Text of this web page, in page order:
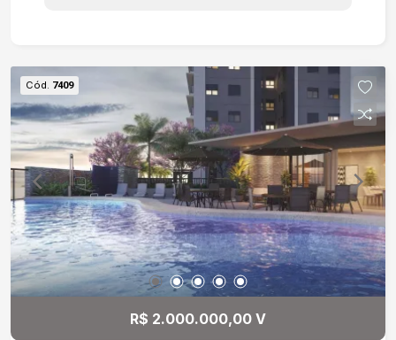
área gourmet e espaço de convivência. Uma casa
extremamente versátil, perfeita tanto para o dia a
dia quanto para receber amigos e familiares em
momentos especiais aos finais de semana. Com
acabamento de primeira qualidade, esta
residência oferece uma oportunidade ainda mais
rara dentro desse padrão por ser totalmente
térrea, trazendo praticidade, acessibilidade e
conforto em todos os ambientes. A casa dispõe
ainda de lavanderia com armários modulados,
corredor lateral com acesso independente à área
de serviço e quatro vagas de garagem, sendo
duas cobertas e fechadas.
Cód. 7409
R$ 2.000.000,00 V